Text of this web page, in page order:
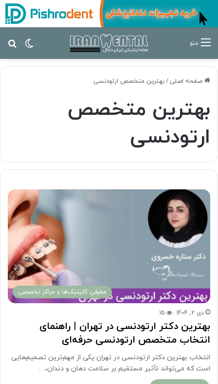
تغییر منو
صفحه اصلی /بهترین متخصص ارتودنسی
بهترین متخصص
ارتودنسی
معرفی کلینیک‌ها و مراکز تخصصی
دی 2, 1404 15
بهترین دکتر ارتودنسی در تهران | راهنمای
انتخاب متخصص ارتودنسی حرفه‌ای
انتخاب بهترین دکتر ارتودنسی در تهران یکی از مهم‌ترین تصمیم‌هایی
است که می‌تواند تأثیر مستقیم بر سلامت دهان و دندان،…